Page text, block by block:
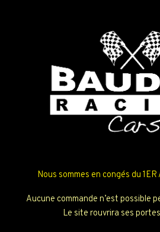
Nous sommes en congés du 1ER
Aucune commande n’est possible
Le site rouvrira ses portes